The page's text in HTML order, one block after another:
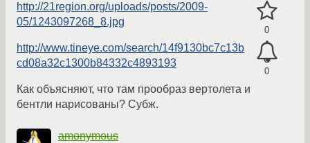
0
0
http://21region.org/uploads/posts/2009-
05/1243097268_8.jpg
http://www.tineye.com/search/14f9130bc7c13b
cd08a32c1300b84332c4893193
Как объясняют, что там прообраз вертолета и
бентли нарисованы? Субж.
amonymous